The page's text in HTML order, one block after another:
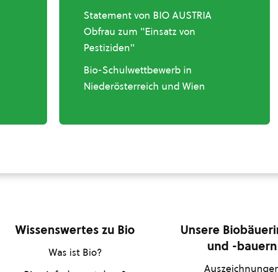
Statement von BIO AUSTRIA
Obfrau zum "Einsatz von
Pestiziden"
Bio-Schulwettbewerb in
Niederösterreich und Wien
Wissenswertes zu Bio
Was ist Bio?
Unsere
und -bauern